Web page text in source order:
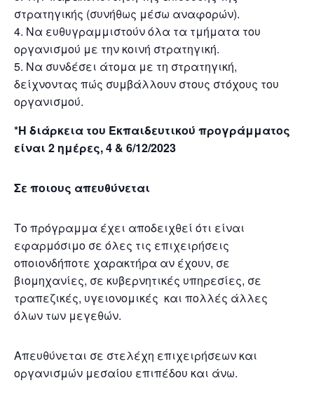
στρατηγικής (συνήθως μέσω αναφορών).
Να ευθυγραμμιστούν όλα τα τμήματα του
οργανισμού με την κοινή στρατηγική.
Να συνδέσει άτομα με τη στρατηγική,
δείχνοντας πώς συμβάλλουν στους στόχους του
οργανισμού.
*Η διάρκεια του Εκπαιδευτικού προγράμματος
είναι 2 ημέρες, 4 & 6/12/2023
Σε ποιους απευθύνεται
Το πρόγραμμα έχει αποδειχθεί ότι είναι
εφαρμόσιμο σε όλες τις επιχειρήσεις
οποιονδήποτε χαρακτήρα αν έχουν, σε
βιομηχανίες, σε κυβερνητικές υπηρεσίες, σε
τραπεζικές, υγειονομικές και πολλές άλλες
όλων των μεγεθών.
Απευθύνεται σε στελέχη επιχειρήσεων και
οργανισμών μεσαίου επιπέδου και άνω.